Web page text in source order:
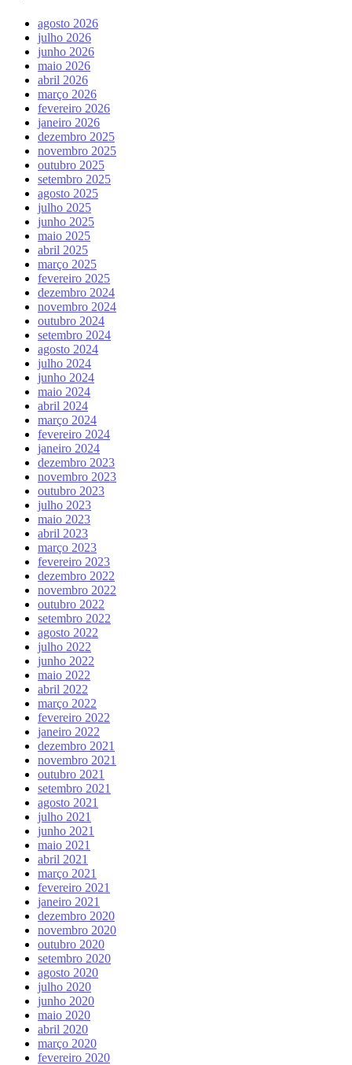
agosto 2026
julho 2026
junho 2026
maio 2026
abril 2026
março 2026
fevereiro 2026
janeiro 2026
dezembro 2025
novembro 2025
outubro 2025
setembro 2025
agosto 2025
julho 2025
junho 2025
maio 2025
abril 2025
março 2025
fevereiro 2025
dezembro 2024
novembro 2024
outubro 2024
setembro 2024
agosto 2024
julho 2024
junho 2024
maio 2024
abril 2024
março 2024
fevereiro 2024
janeiro 2024
dezembro 2023
novembro 2023
outubro 2023
julho 2023
maio 2023
abril 2023
março 2023
fevereiro 2023
dezembro 2022
novembro 2022
outubro 2022
setembro 2022
agosto 2022
julho 2022
junho 2022
maio 2022
abril 2022
março 2022
fevereiro 2022
janeiro 2022
dezembro 2021
novembro 2021
outubro 2021
setembro 2021
agosto 2021
julho 2021
junho 2021
maio 2021
abril 2021
março 2021
fevereiro 2021
janeiro 2021
dezembro 2020
novembro 2020
outubro 2020
setembro 2020
agosto 2020
julho 2020
junho 2020
maio 2020
abril 2020
março 2020
fevereiro 2020